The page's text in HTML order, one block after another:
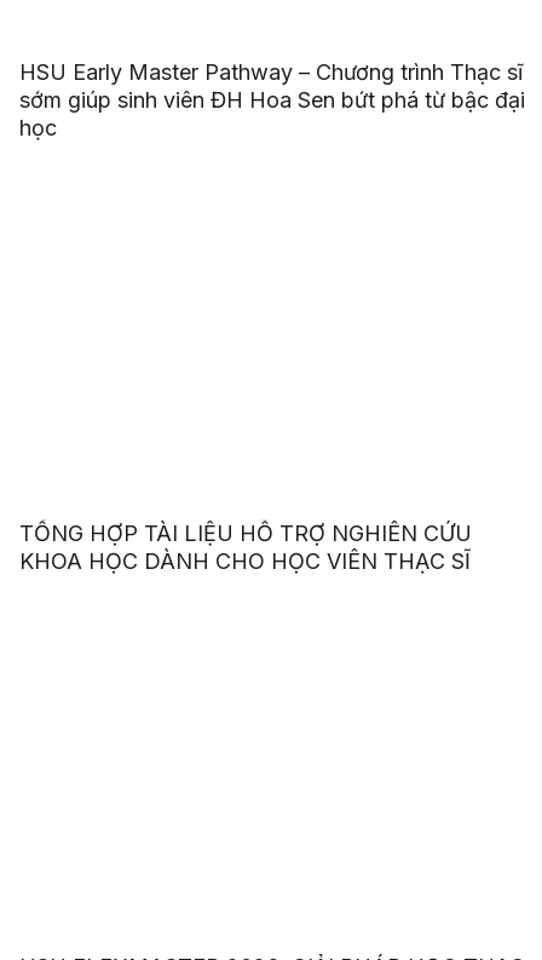
HSU Early Master Pathway – Chương trình Thạc sĩ
sớm giúp sinh viên ĐH Hoa Sen bứt phá từ bậc đại
học
TỔNG HỢP TÀI LIỆU HỖ TRỢ NGHIÊN CỨU
KHOA HỌC DÀNH CHO HỌC VIÊN THẠC SĨ